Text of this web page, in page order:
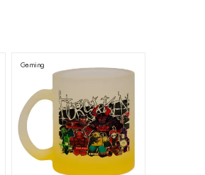
Gaming